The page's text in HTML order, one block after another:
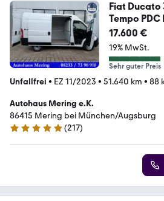
Fiat Ducato
Tempo
17.600 €
19% MwSt.
Sehr guter Preis
Unfallfrei • EZ 11/2023 • 51.640 km • 88
Autohaus Mering e.K.
86415 Mering bei München/Augsburg
4.9 Sterne
(217)